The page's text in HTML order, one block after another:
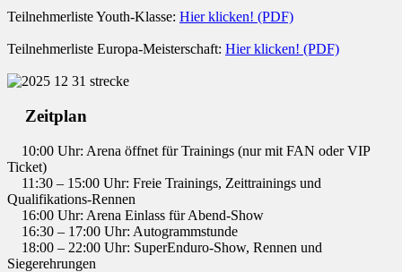
Teilnehmerliste Youth-Klasse: Hier klicken! (PDF)
Teilnehmerliste Europa-Meisterschaft: Hier klicken! (PDF)
Zeitplan
10:00 Uhr: Arena öffnet für Trainings (nur mit FAN oder VIP
Ticket)
11:30 – 15:00 Uhr: Freie Trainings, Zeittrainings und
Qualifikations-Rennen
16:00 Uhr: Arena Einlass für Abend-Show
16:30 – 17:00 Uhr: Autogrammstunde
18:00 – 22:00 Uhr: SuperEnduro-Show, Rennen und
Siegerehrungen